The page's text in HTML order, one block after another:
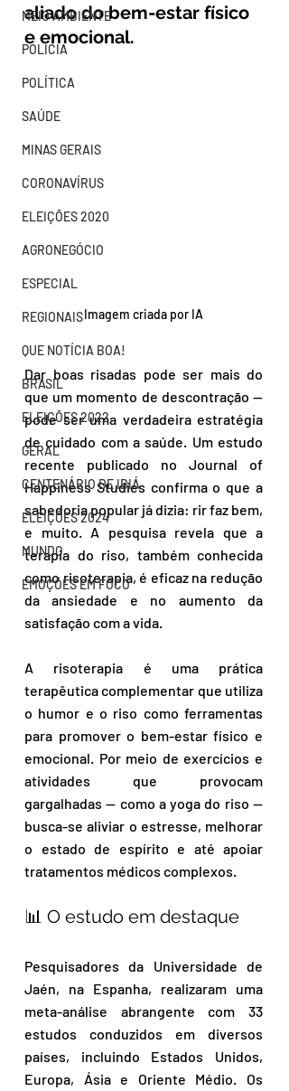
MEIO AMBIENTE
POLÍCIA
POLÍTICA
SAÚDE
MINAS GERAIS
CORONAVÍRUS
ELEIÇÕES 2020
AGRONEGÓCIO
ESPECIAL
REGIONAIS
QUE NOTÍCIA BOA!
BRASIL
ELEIÇÕES 2022
GERAL
CENTENÁRIO DE IBIÁ
ELEIÇÕES 2024
MUNDO
EMOÇÕES EM FOCO
aliado do bem-estar físico
e emocional.
Imagem criada por IA
Dar boas risadas pode ser mais do
que um momento de descontração —
pode ser uma verdadeira estratégia
de cuidado com a saúde. Um estudo
recente publicado no Journal of
Happiness Studies confirma o que a
sabedoria popular já dizia: rir faz bem,
e muito. A pesquisa revela que a
terapia do riso, também conhecida
como risoterapia, é eficaz na redução
da ansiedade e no aumento da
satisfação com a vida.
A risoterapia é uma prática
terapêutica complementar que utiliza
o humor e o riso como ferramentas
para promover o bem-estar físico e
emocional. Por meio de exercícios e
atividades que provocam
gargalhadas — como a yoga do riso —
busca-se aliviar o estresse, melhorar
o estado de espírito e até apoiar
tratamentos médicos complexos.
📊 O estudo em destaque
Pesquisadores da Universidade de
Jaén, na Espanha, realizaram uma
meta-análise abrangente com 33
estudos conduzidos em diversos
países, incluindo Estados Unidos,
Europa, Ásia e Oriente Médio. Os